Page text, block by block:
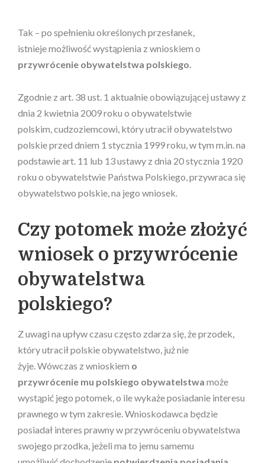
Tak – po spełnieniu określonych przesłanek,
istnieje możliwość wystąpienia z wnioskiem o
przywrócenie obywatelstwa polskiego.
Zgodnie z art. 38 ust. 1 aktualnie obowiązującej ustawy z
dnia 2 kwietnia 2009 roku o obywatelstwie
polskim, cudzoziemcowi, który utracił obywatelstwo
polskie przed dniem 1 stycznia 1999 roku, w tym m.in. na
podstawie art. 11 lub 13 ustawy z dnia 20 stycznia 1920
roku o obywatelstwie Państwa Polskiego, przywraca się
obywatelstwo polskie, na jego wniosek.
Czy potomek może złożyć
wniosek o przywrócenie
obywatelstwa
polskiego?
Z uwagi na upływ czasu często zdarza się, że przodek,
który utracił polskie obywatelstwo, już nie
żyje. Wówczas z wnioskiem o
przywrócenie mu polskiego obywatelstwa może
wystąpić jego potomek, o ile wykaże posiadanie interesu
prawnego w tym zakresie. Wnioskodawca będzie
posiadał interes prawny w przywróceniu obywatelstwa
swojego przodka, jeżeli ma to jemu samemu